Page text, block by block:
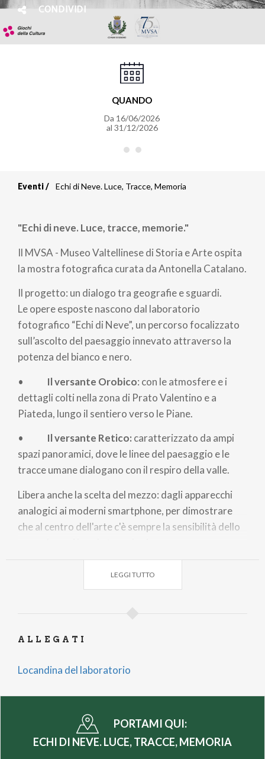
CONDIVIDI
QUANDO
Da 16/06/2026
al 31/12/2026
di
pane
Eventi Echi di Neve. Luce, Tracce, Memoria
"Echi di neve. Luce, tracce, memorie."
Il MVSA - Museo Valtellinese di Storia e Arte ospita
la mostra fotografica curata da Antonella Catalano.
Il progetto: un dialogo tra geografie e sguardi.
Le opere esposte nascono dal laboratorio
fotografico “Echi di Neve”, un percorso focalizzato
sull’ascolto del paesaggio innevato attraverso la
potenza del bianco e nero.
• Il versante Orobico: con le atmosfere e i
dettagli colti nella zona di Prato Valentino e a
Piateda, lungo il sentiero verso le Piane.
•
Il versante Retico: caratterizzato da ampi
spazi panoramici, dove le linee del paesaggio e le
tracce umane dialogano con il respiro della valle.
Libera anche la scelta del mezzo: dagli apparecchi
analogici ai moderni smartphone, per dimostrare
che al centro dell'arte c'è sempre la sensibilità dello
museoreception@comune.sondrio.ito 0342
Iniziativa promossa dal Comune di Sondrio e dai Musei
LEGGI TUTTO
ALLEGATI
Locandina del laboratorio
PORTAMI QUI:
ECHI DI NEVE. LUCE, TRACCE, MEMORIA